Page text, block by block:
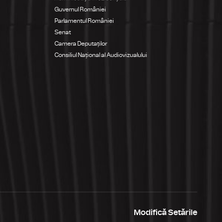
Guvernul României
Parlamentul României
Senat
Camera Deputaților
Consiliul Național al Audiovizualului
Modifică Setările